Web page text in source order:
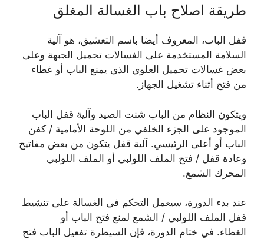
طريقة اصلاح باب الغسالة المغلق
قفل الباب، المعروف أيضا باسم التعشيق، هو آلية
السلامة المستخدمة على الغسالات تحميل الجبهة وعلى
بعض غسالات تحميل العلوي الذي يمنع الباب أو غطاء
من فتح أثناء تشغيل الجهاز.
ويتكون النظام من الباب شنت الصيد وآلية قفل الباب
الموجود على الجزء الخلفي من اللوحة الأمامية / كفن
الباب أو أعلى الرئيسي. آلية قفل يتكون من بعض مفاتيح
وعادة قفل / فتح الملف اللولبي أو الملف اللولبي
المحرك الشمع.
عند بدء الدورة، سيعمل التحكم في الغسالة على تنشيط
قفل الملف اللولبي / الشمع لمنع فتح الباب أو
الغطاء. في ختام الدورة، فإن السيطرة تفعيل الباب فتح